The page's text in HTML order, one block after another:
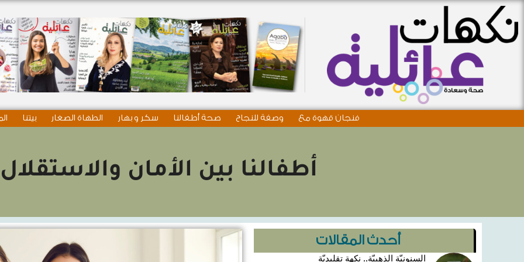
فنجان قهوة مع وصفة للنجاح صحة أطفالنا سكر و بهار الطهاة الصغار بيتنا
أطفالنا بين الأمان والاستقلال
أحدث المقالات
السنونيّة الذهبيّة.. نكهة تقليديّة